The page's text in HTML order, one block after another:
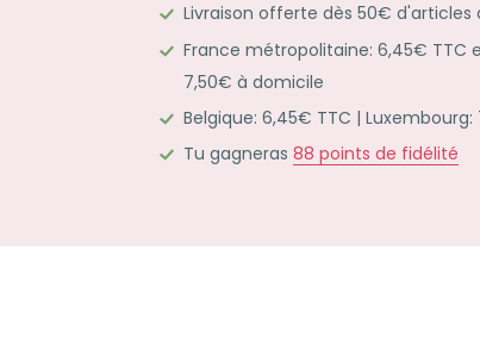
kit
d'écriture
LILAS
Livraison offerte dès 50€ d'articles
France métropolitaine: 6,45€ TTC
7,50€ à domicile
Belgique: 6,45€ TTC | Luxembourg:
Tu gagneras88 points de fidélité